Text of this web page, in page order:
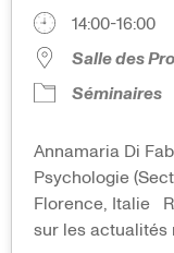
14:00-16:00
Salle des
Séminaires
Annamaria Di
Psychologie
Florence, Italie
sur les actualités